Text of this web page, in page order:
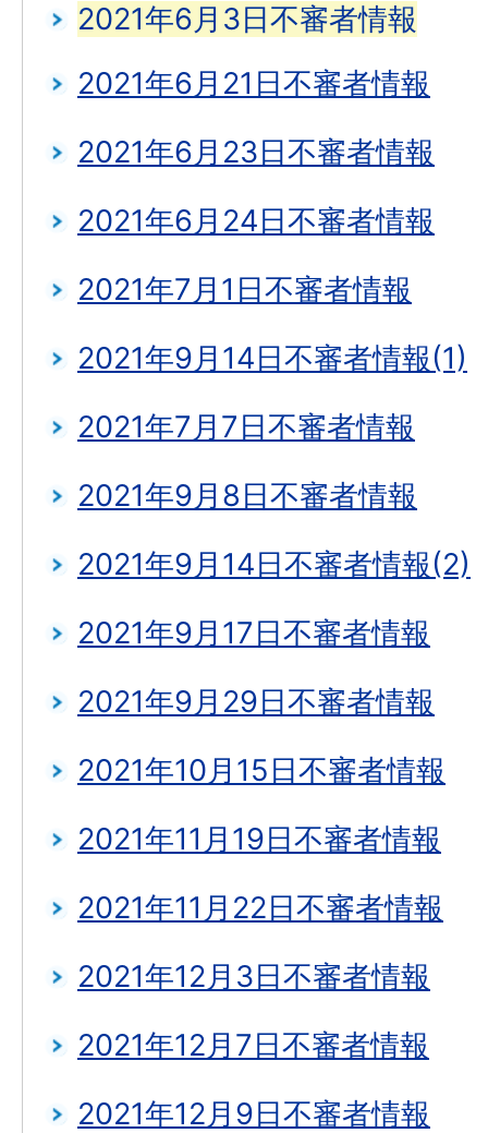
2021年6月3日不審者情報
2021年6月21日不審者情報
2021年6月23日不審者情報
2021年6月24日不審者情報
2021年7月1日不審者情報
2021年9月14日不審者情報(1)
2021年7月7日不審者情報
2021年9月8日不審者情報
2021年9月14日不審者情報(2)
2021年9月17日不審者情報
2021年9月29日不審者情報
2021年10月15日不審者情報
2021年11月19日不審者情報
2021年11月22日不審者情報
2021年12月3日不審者情報
2021年12月7日不審者情報
2021年12月9日不審者情報